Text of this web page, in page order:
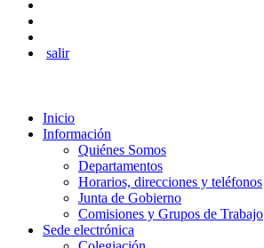
salir
Inicio
Información
Quiénes Somos
Departamentos
Horarios, direcciones y teléfonos
Junta de Gobierno
Comisiones y Grupos de Trabajo
Sede electrónica